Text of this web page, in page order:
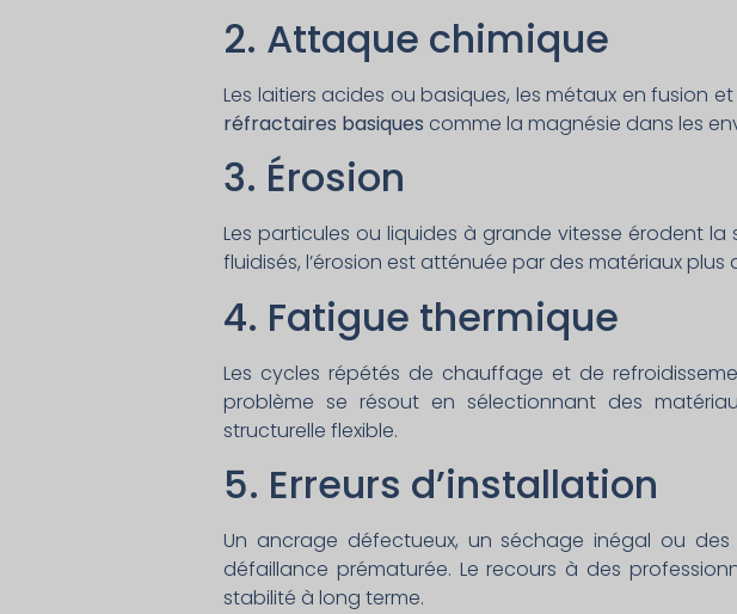
2. Attaque chimique
Les laitiers acides ou basiques, les métaux en fusion
réfractaires basiques comme la magnésie dans les
3. Érosion
Les particules ou liquides à grande vitesse érodent
fluidisés, l’érosion est atténuée par des matériaux plus
4. Fatigue thermique
Les cycles répétés de chauffage et de
problème se résout en sélectionnant des
structurelle flexible.
5. Erreurs d’installation
Un ancrage défectueux, un séchage inégal ou
défaillance prématurée. Le recours à des
stabilité à long terme.